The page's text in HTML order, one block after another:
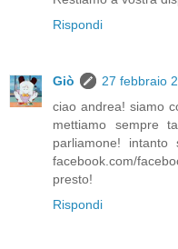
Rispondi
Giò
27 febbraio
ciao andrea! siamo
mettiamo sempre
parliamone!
facebook.com/
presto!
Rispondi